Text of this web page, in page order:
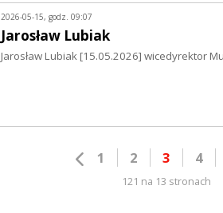
2026-05-15, godz. 09:07
Jarosław Lubiak
Jarosław Lubiak [15.05.2026] wicedyrektor
1 2 3 4
121 na 13 stronach